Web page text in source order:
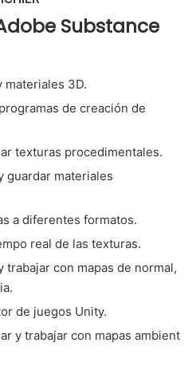
Substance
materiales 3D.
de creación de
texturas procedimentales.
guardar materiales
a diferentes formatos.
real de las texturas.
trabajar con mapas de normal,
de juegos Unity.
y trabajar con mapas ambient